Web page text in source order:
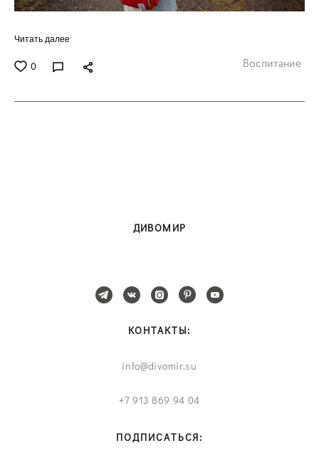
0 Воспитание
Читать далее
ДИВОМИР
КОНТАКТЫ:
info@divomir.su
+7 913 869 94 04
ПОДПИСАТЬСЯ: